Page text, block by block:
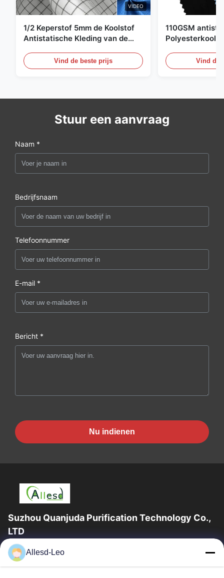
VIDEO
1/2 Keperstof 5mm de Koolstof
Antistatische Kleding van de
Vind de beste prijs
110GSM
Vind de
Stuur een aanvraag
Naam *
Bedrijfsnaam
Telefoonnummer
E-mail *
Bericht *
Nu indienen
Suzhou Quanjuda Purification Technology Co.,
LTD
16years ervaring, als belangrijke fabrikant en exporteur van
ESD & Cleanroom producten, bieden wij een volledige lijn van
Allesd-Leo